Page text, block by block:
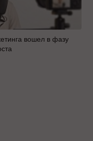
вошел в фазу